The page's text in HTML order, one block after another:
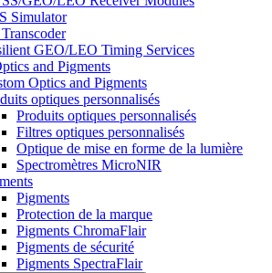
Simulator
GEO/LEO Timing Services
and Pigments
Optics and Pigments
optiques personnalisés
Produits optiques personnalisés
Filtres optiques personnalisés
Optique de mise en forme de la lumière
Spectromètres MicroNIR
Pigments
Protection de la marque
Pigments ChromaFlair
Pigments de sécurité
Pigments SpectraFlair